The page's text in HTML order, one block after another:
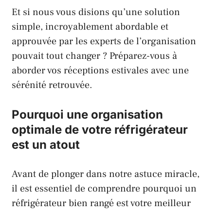
Et si nous vous disions qu’une solution
simple, incroyablement abordable et
approuvée par les experts de l’organisation
pouvait tout changer ? Préparez-vous à
aborder vos réceptions estivales avec une
sérénité retrouvée.
Pourquoi une organisation
optimale de votre réfrigérateur
est un atout
Avant de plonger dans notre astuce miracle,
il est essentiel de comprendre pourquoi un
réfrigérateur bien rangé est votre meilleur